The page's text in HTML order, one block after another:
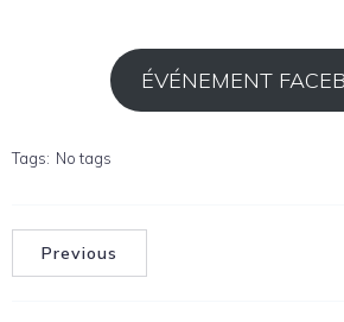
ÉVÉNEMENT
Tags: No tags
Previous